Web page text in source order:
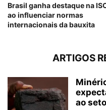
Brasil ganha destaque na
ao influenciar normas
internacionais da bauxita
ARTIGOS
ao